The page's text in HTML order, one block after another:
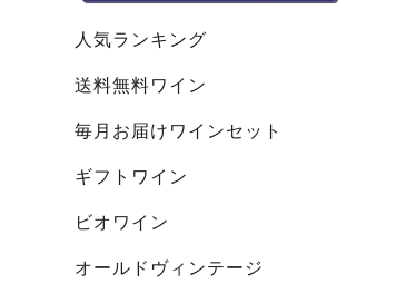
人気ランキング
送料無料ワイン
毎月お届けワインセット
ギフトワイン
ビオワイン
オールドヴィンテージ